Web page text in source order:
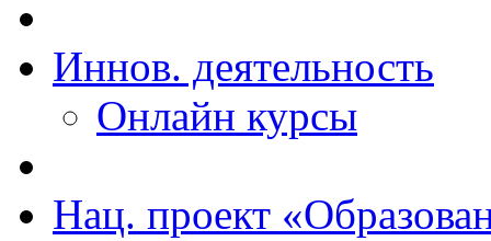
Иннов. деятельность
Онлайн курсы
Нац. проект